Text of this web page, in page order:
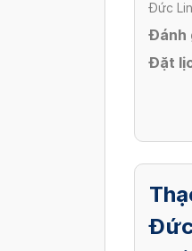
Đức
Đánh
Đặt